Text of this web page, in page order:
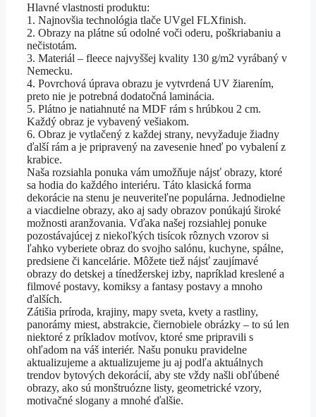
Hlavné vlastnosti produktu:
1. Najnovšia technológia tlače UVgel FLXfinish.
2. Obrazy na plátne sú odolné voči oderu, poškriabaniu a
nečistotám.
3. Materiál – fleece najvyššej kvality 130 g/m2 vyrábaný v
Nemecku.
4. Povrchová úprava obrazu je vytvrdená UV žiarením,
preto nie je potrebná dodatočná laminácia.
5. Plátno je natiahnuté na MDF rám s hrúbkou 2 cm.
Každý obraz je vybavený vešiakom.
6. Obraz je vytlačený z každej strany, nevyžaduje žiadny
ďalší rám a je pripravený na zavesenie hneď po vybalení z
krabice.
Naša rozsiahla ponuka vám umožňuje nájsť obrazy, ktoré
sa hodia do každého interiéru. Táto klasická forma
dekorácie na stenu je neuveriteľne populárna. Jednodielne
a viacdielne obrazy, ako aj sady obrazov ponúkajú široké
možnosti aranžovania. Vďaka našej rozsiahlej ponuke
pozostávajúcej z niekoľkých tisícok rôznych vzorov si
ľahko vyberiete obraz do svojho salónu, kuchyne, spálne,
predsiene či kancelárie. Môžete tiež nájsť zaujímavé
obrazy do detskej a tínedžerskej izby, napríklad kreslené a
filmové postavy, komiksy a fantasy postavy a mnoho
ďalších.
Zátišia príroda, krajiny, mapy sveta, kvety a rastliny,
panorámy miest, abstrakcie, čiernobiele obrázky – to sú len
niektoré z príkladov motívov, ktoré sme pripravili s
ohľadom na váš interiér. Našu ponuku pravidelne
aktualizujeme a aktualizujeme ju aj podľa aktuálnych
trendov bytových dekorácií, aby ste vždy našli obľúbené
obrazy, ako sú monštruózne listy, geometrické vzory,
motivačné slogany a mnohé ďalšie.